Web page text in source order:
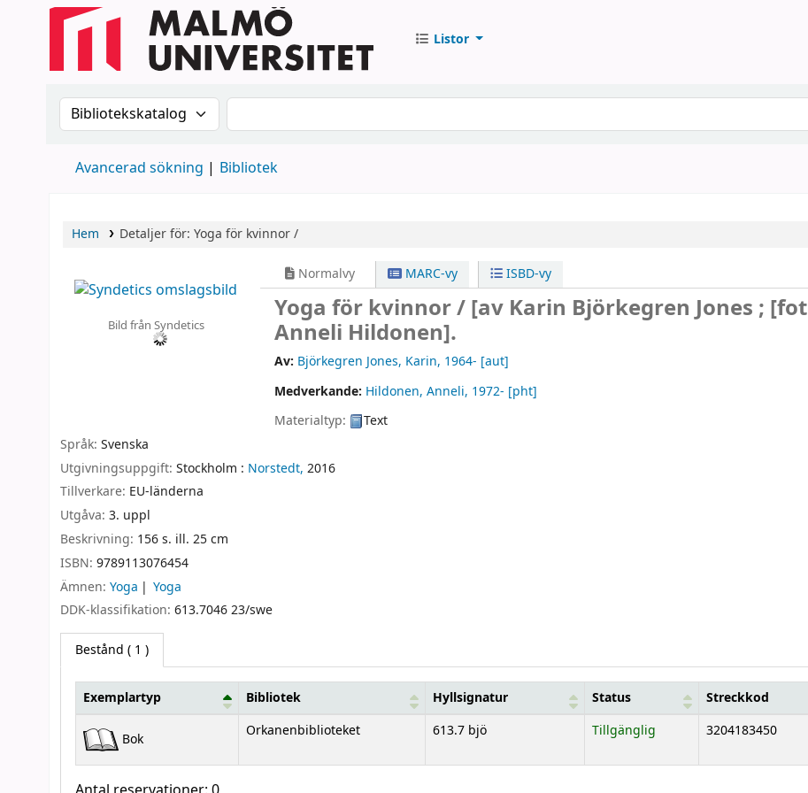
Listor
Sök i katalogen efter:Sök i katalogen
Avancerad sökning Bibliotek
Hem Detaljer för: Yoga för kvinnor /
Bild från Syndetics
Normalvy MARC-vy ISBD-vy
Yoga för kvinnor /[av Karin Björkegren Jones ;
Anneli Hildonen].
Av: Björkegren Jones, Karin, 1964- [aut]
Medverkande: Hildonen, Anneli, 1972- [pht]
Materialtyp:
Text
Språk: Svenska
Utgivningsuppgift: Stockholm : Norstedt, 2016
Tillverkare: EU-länderna
Utgåva: 3. uppl
Beskrivning: 156 s. ill. 25 cm
ISBN: 9789113076454
Ämnen: Yoga
Yoga
DDK-klassifikation: 613.7046 23/swe
Bestånd ( 1 )
Bestånd
Exemplartyp Bibliotek Hyllsignatur Status Streckkod
Bok Orkanenbiblioteket 613.7 bjö Tillgänglig 3204183450